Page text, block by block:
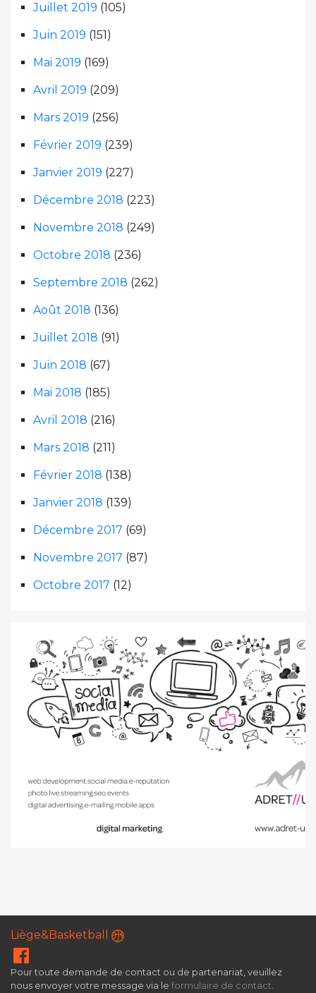
Juillet 2019 (105)
Juin 2019 (151)
Mai 2019 (169)
Avril 2019 (209)
Mars 2019 (256)
Février 2019 (239)
Janvier 2019 (227)
Décembre 2018 (223)
Novembre 2018 (249)
Octobre 2018 (236)
Septembre 2018 (262)
Août 2018 (136)
Juillet 2018 (91)
Juin 2018 (67)
Mai 2018 (185)
Avril 2018 (216)
Mars 2018 (211)
Février 2018 (138)
Janvier 2018 (139)
Décembre 2017 (69)
Novembre 2017 (87)
Octobre 2017 (12)
Liège&Basketball
Pour toute demande de contact ou de partenariat, veuillez
nous envoyer votre message via le formulaire de contact.